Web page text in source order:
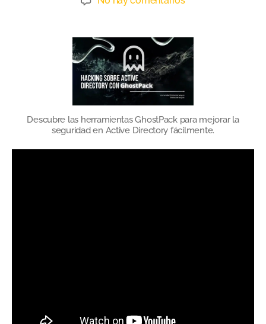
Descubre las herramientas GhostPack para mejorar la
seguridad en Active Directory fácilmente.